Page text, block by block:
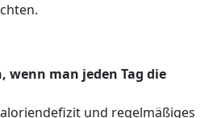
wenn man jeden Tag die
und regelmäßiges